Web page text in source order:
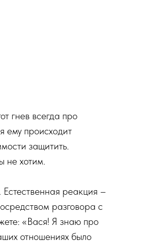
гнев всегда про
ему происходит
защитить.
не хотим.
реакция –
разговора с
«Вася! Я знаю про
отношениях было